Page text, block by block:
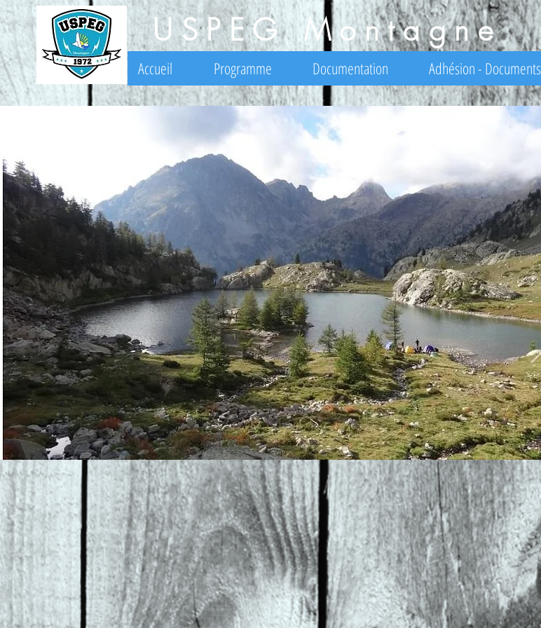
USPEG Montagne
Accueil Programme Documentation Adhésion - Documents